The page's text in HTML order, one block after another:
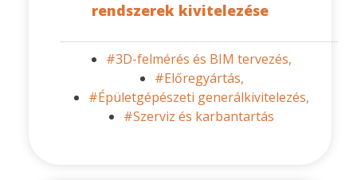
rendszerek kivitelezése
#3D-felmérés és BIM tervezés,
#Előregyártás,
#Épületgépészeti generálkivitelezés,
#Szerviz és karbantartás